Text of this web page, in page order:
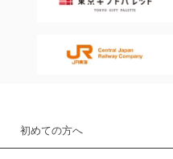
初めての方へ